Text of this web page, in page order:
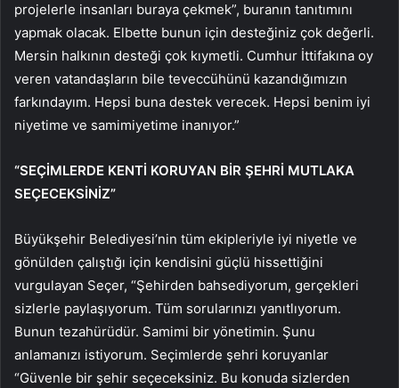
projelerle insanları buraya çekmek”, buranın tanıtımını
yapmak olacak. Elbette bunun için desteğiniz çok değerli.
Mersin halkının desteği çok kıymetli. Cumhur İttifakına oy
veren vatandaşların bile teveccühünü kazandığımızın
farkındayım. Hepsi buna destek verecek. Hepsi benim iyi
niyetime ve samimiyetime inanıyor.”
“SEÇİMLERDE KENTİ KORUYAN BİR ŞEHRİ MUTLAKA
SEÇECEKSİNİZ”
Büyükşehir Belediyesi’nin tüm ekipleriyle iyi niyetle ve
gönülden çalıştığı için kendisini güçlü hissettiğini
vurgulayan Seçer, “Şehirden bahsediyorum, gerçekleri
sizlerle paylaşıyorum. Tüm sorularınızı yanıtlıyorum.
Bunun tezahürüdür. Samimi bir yönetimin. Şunu
anlamanızı istiyorum. Seçimlerde şehri koruyanlar
“Güvenle bir şehir seçeceksiniz. Bu konuda sizlerden